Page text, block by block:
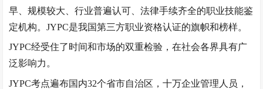
早、规模较大、行业普遍认可、法律手续齐全的职业技能鉴
定机构。JYPC是我国第三方职业资格认证的旗帜和榜样。
JYPC经受住了时间和市场的双重检验，在社会各界具有广
泛影响力。
JYPC考点遍布国内32个省市自治区，十万企业管理人员，